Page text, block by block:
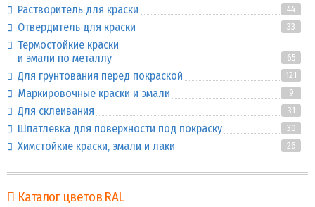
Растворитель для краски 44
Отвердитель для краски 33
Термостойкие краски
и эмали по металлу
65
Для грунтования перед покраской 121
Маркировочные краски и эмали 9
Для склеивания 31
Шпатлевка для поверхности под покраску 30
Химстойкие краски, эмали и лаки 26
Каталог цветов RAL